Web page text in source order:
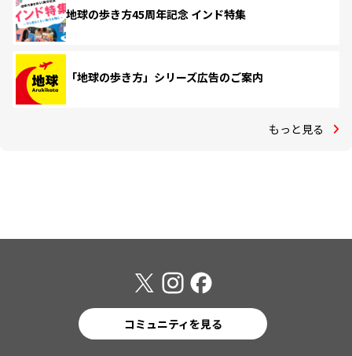
地球の歩き方45周年記念 インド特集
「地球の歩き方」シリーズ広告のご案内
もっと見る
コミュニティを見る